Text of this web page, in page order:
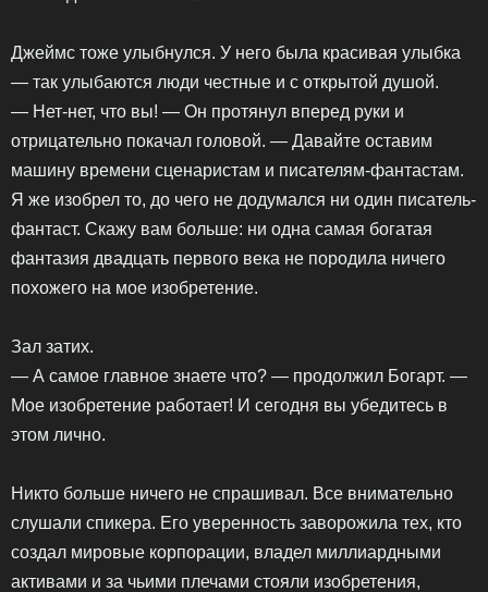
Джеймс тоже улыбнулся. У него была красивая улыбка
— так улыбаются люди честные и с открытой душой.
— Нет-нет, что вы! — Он протянул вперед руки и
отрицательно покачал головой. — Давайте оставим
машину времени сценаристам и писателям-фантастам.
Я же изобрел то, до чего не додумался ни один писатель-
фантаст. Скажу вам больше: ни одна самая богатая
фантазия двадцать первого века не породила ничего
похожего на мое изобретение.
Зал затих.
— А самое главное знаете что? — продолжил Богарт. —
Мое изобретение работает! И сегодня вы убедитесь в
этом лично.
Никто больше ничего не спрашивал. Все внимательно
слушали спикера. Его уверенность заворожила тех, кто
создал мировые корпорации, владел миллиардными
активами и за чьими плечами стояли изобретения,